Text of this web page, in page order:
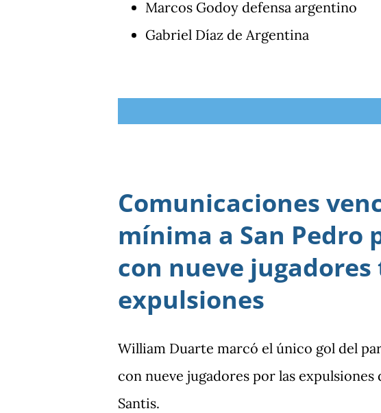
Marcos Godoy defensa argentino
Gabriel Díaz de Argentina
Comunicaciones
mínima a San Pedro
con nueve jugadores
expulsiones
William Duarte marcó el único gol del
con nueve jugadores por las
Santis.